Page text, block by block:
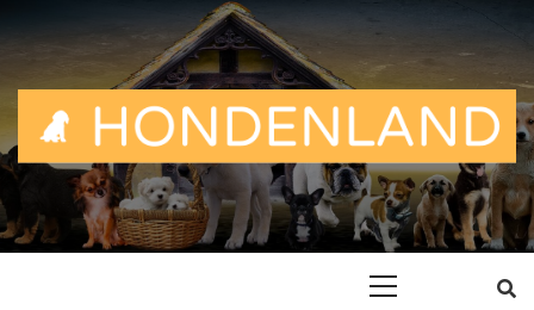
to
ALLES OVER EN VOOR DE TROUWE VRIEND